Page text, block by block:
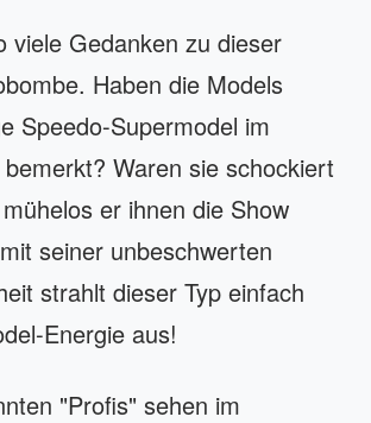
viele Gedanken zu dieser
Haben die Models
Speedo-Supermodel im
Waren sie schockiert
er ihnen die Show
seiner unbeschwerten
strahlt dieser Typ einfach
Energie aus!
"Profis" sehen im